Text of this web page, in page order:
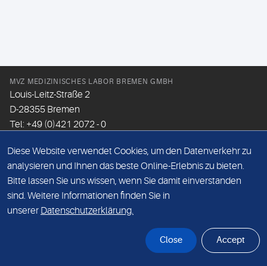
MVZ MEDIZINISCHES LABOR BREMEN GMBH
Louis-Leitz-Straße 2
D-28355 Bremen
Tel: +49 (0)421 2072 - 0
Email:info@mlhb.de
DATENSCHUTZ
IMPRESSUM
Diese Website verwendet Cookies, um den Datenverkehr zu
analysieren und Ihnen das beste Online-Erlebnis zu bieten.
Bitte lassen Sie uns wissen, wenn Sie damit einverstanden
sind. Weitere Informationen finden Sie in
unserer Datenschutzerklärung.
Close Accept